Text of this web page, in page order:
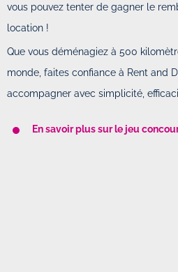
vous pouvez tenter de gagner le
location !
Que vous déménagiez à 500
monde, faites confiance à Rent and
accompagner avec simplicité,
En savoir plus sur le jeu